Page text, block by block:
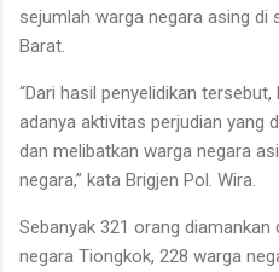
sejumlah warga negara asing di
Barat.
“Dari hasil penyelidikan
adanya aktivitas perjudian yang
dan melibatkan warga negara
negara,” kata Brigjen Pol. Wira.
Sebanyak 321 orang diamankan
negara Tiongkok, 228 warga